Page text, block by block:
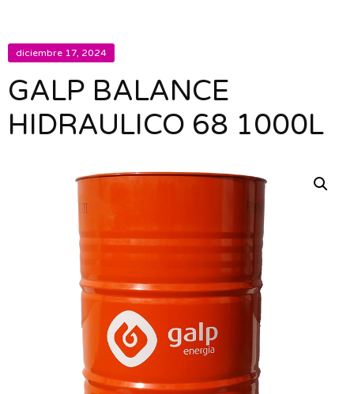
diciembre 17, 2024
GALP BALANCE
HIDRAULICO 68 1000L